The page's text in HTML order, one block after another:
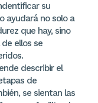
su
ayudará no solo a
que hay, sino
ellos se
describir el
de
se sientan las